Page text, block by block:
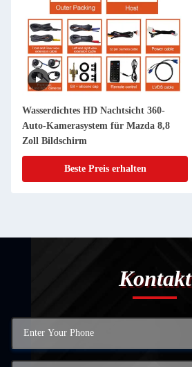
Wasserdichtes HD Nachtsicht 360-
Auto-Kamerasystem für Mazda 8,8
Zoll Bildschirm
Beste Preis erhalten
Kontakt